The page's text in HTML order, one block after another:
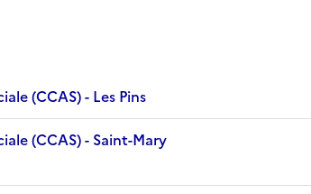
(CCAS) - Les Pins
(CCAS) - Saint-Mary